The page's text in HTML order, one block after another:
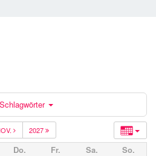
Schlagwörter
2027
Do. Fr. Sa. So.